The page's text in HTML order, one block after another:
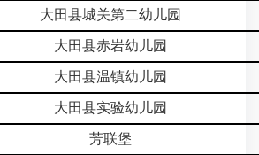
大田县城关第二幼儿园
大田县赤岩幼儿园
大田县温镇幼儿园
大田县实验幼儿园
芳联堡